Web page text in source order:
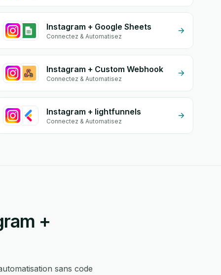
Instagram + Google Sheets
Connectez & Automatisez
Instagram + Custom Webhook
Connectez & Automatisez
Instagram + lightfunnels
Connectez & Automatisez
+
sans code